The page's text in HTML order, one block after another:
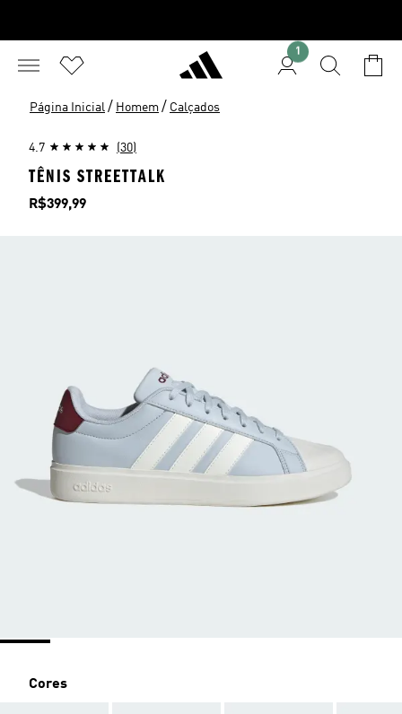
1
Página Inicial / Homem / Calçados
4.7 (30)
TÊNIS STREETTALK
Preço
R$399,99
Cores